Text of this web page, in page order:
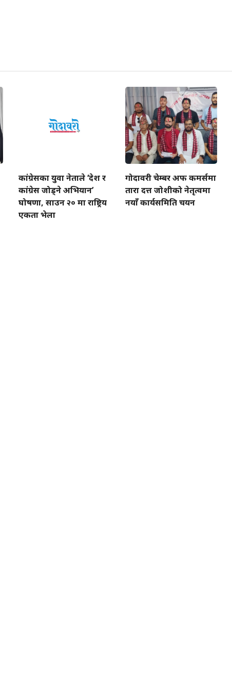
कांग्रेसका युवा नेताले ‘देश र
कांग्रेस जोड्ने अभियान’
घोषणा, साउन २० मा राष्ट्रिय
एकता भेला
गोदावरी चेम्बर अफ कमर्समा
तारा दत्त जोशीको नेतृत्वमा
नयाँ कार्यसमिति चयन